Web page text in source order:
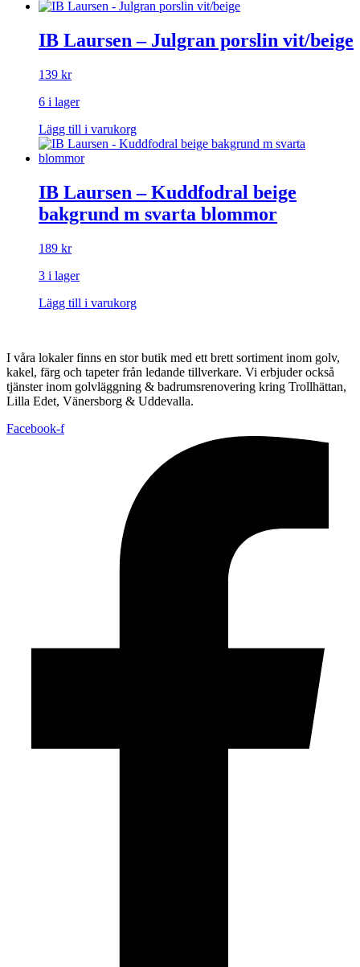
IB Laursen – Julgran porslin vit/beige
139 kr
6 i lager
Lägg till i varukorg
IB Laursen – Kuddfodral beige
bakgrund m svarta blommor
189 kr
3 i lager
Lägg till i varukorg
I våra lokaler finns en stor butik med ett brett sortiment inom golv,
kakel, färg och tapeter från ledande tillverkare. Vi erbjuder också
tjänster inom golvläggning & badrumsrenovering kring Trollhättan,
Lilla Edet, Vänersborg & Uddevalla.
Facebook-f